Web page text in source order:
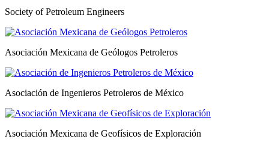
Society of Petroleum Engineers
Asociación Mexicana de Geólogos Petroleros
Asociación de Ingenieros Petroleros de México
Asociación Mexicana de Geofísicos de Exploración